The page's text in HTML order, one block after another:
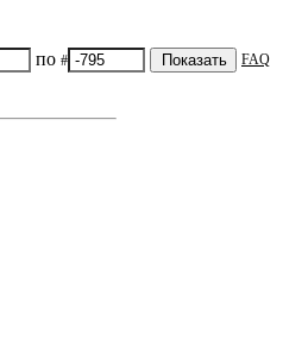
по # FAQ